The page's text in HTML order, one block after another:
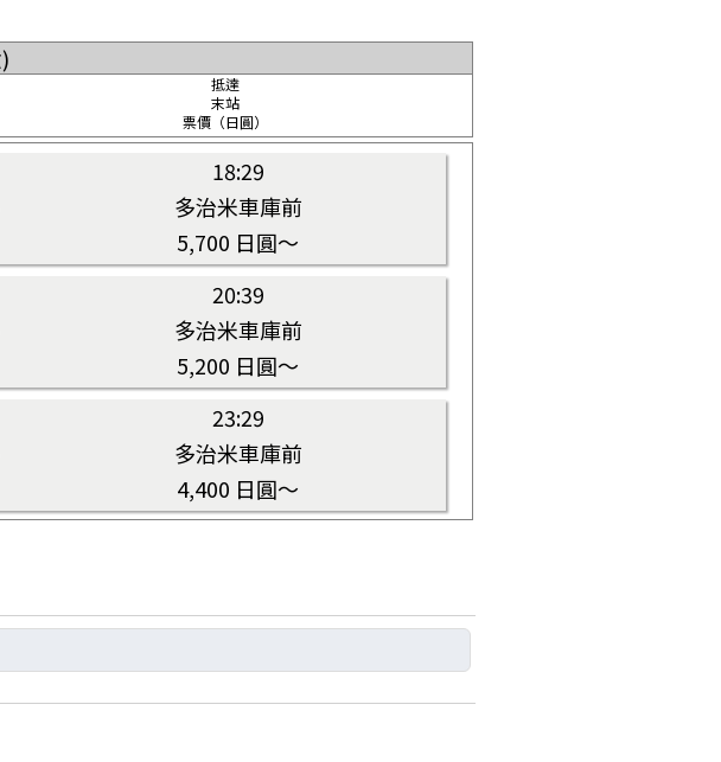
抵達
末站
票價（日圓）
18:29
多治米車庫前
5,700 日圓～
20:39
多治米車庫前
5,200 日圓～
23:29
多治米車庫前
4,400 日圓～